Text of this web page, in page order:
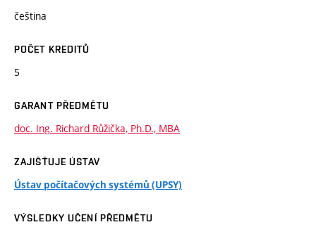
čeština
POČET KREDITŮ
5
GARANT PŘEDMĚTU
doc. Ing. Richard Růžička, Ph.D., MBA
ZAJIŠŤUJE ÚSTAV
Ústav počítačových systémů (UPSY)
VÝSLEDKY UČENÍ PŘEDMĚTU